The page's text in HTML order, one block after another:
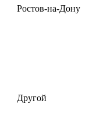
Ростов-на-Дону
Другой